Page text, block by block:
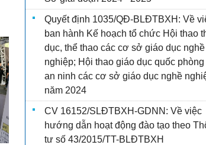
Quyết định 1035/QĐ-BLĐTBXH: Về
ban hành Kế hoạch tổ chức Hội thao
dục, thể thao các cơ sở giáo dục nghề
nghiệp; Hội thao giáo dục quốc phòng
an ninh các cơ sở giáo dục nghề
năm 2024
CV 16152/SLĐTBXH-GDNN: Về việc
hướng dẫn hoạt động đào tạo theo
tư số 43/2015/TT-BLĐTBXH